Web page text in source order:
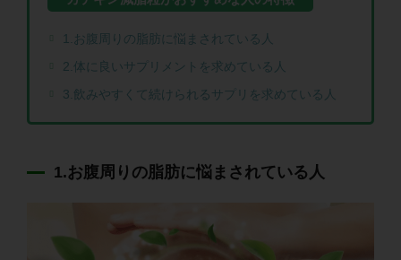
1.お腹周りの脂肪に悩まされている人
2.体に良いサプリメントを求めている人
3.飲みやすくて続けられるサプリを求めている人
1.お腹周りの脂肪に悩まされている人